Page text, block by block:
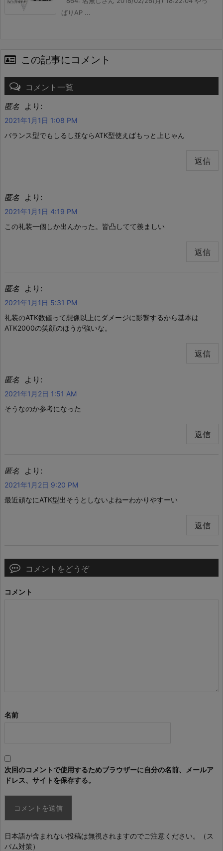
ぱりAP ...
この記事にコメント
コメント一覧
匿名 より:
2021年1月1日 1:08 PM
バランス型でもしるし並ならATK型使えばもっと上じゃん
返信
匿名 より:
2021年1月1日 4:19 PM
この礼装一個しか出んかった。皆凸してて羨ましい
返信
匿名 より:
2021年1月1日 5:31 PM
礼装のATK数値って想像以上にダメージに影響するから基本は
ATK2000の笑顔のほうが強いな。
返信
匿名 より:
2021年1月2日 1:51 AM
そうなのか参考になった
返信
匿名 より:
2021年1月2日 9:20 PM
最近頑なにATK型出そうとしないよねーわかりやすーい
返信
コメントをどうぞ
コメント
名前
次回のコメントで使用するためブラウザーに自分の名前、メールア
ドレス、サイトを保存する。
日本語が含まれない投稿は無視されますのでご注意ください。（ス
パム対策）